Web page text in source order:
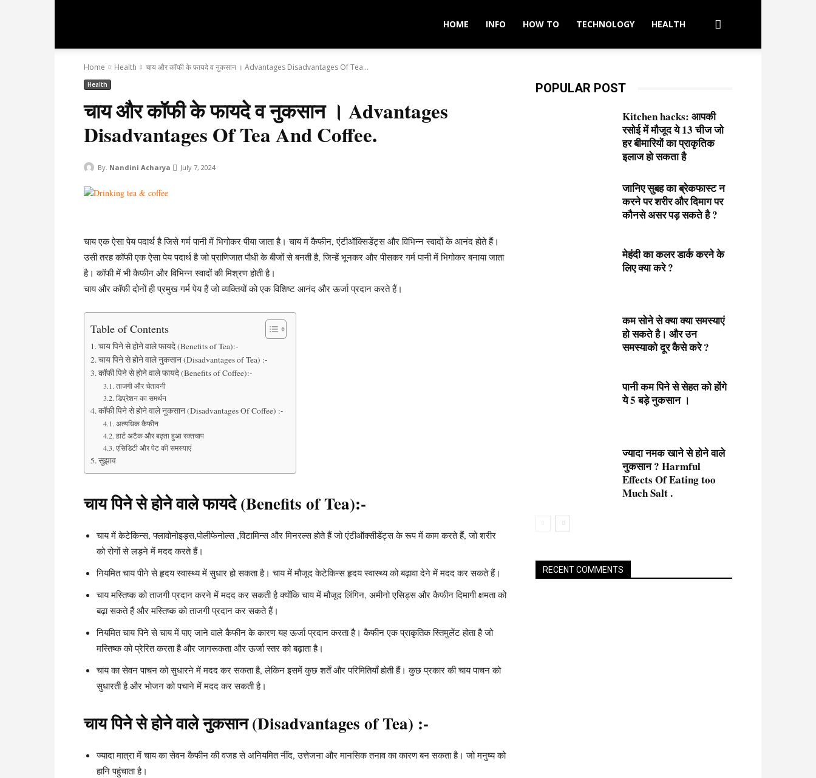
HOME INFO HOW TO TECHNOLOGY HEALTH
Home Health चाय और कॉफी के फायदे व नुकसान । Advantages Disadvantages Of Tea...
Health
चाय और कॉफी के फायदे व नुकसान । Advantages
Disadvantages Of Tea And Coffee.
By. Nandini Acharya July 7, 2024
चाय एक ऐसा पेय पदार्थ है जिसे गर्म पानी में भिगोकर पीया जाता है। चाय में कैफीन, एंटीऑक्सिडेंट्स और विभिन्न स्वादों के आनंद होते हैं।
उसी तरह कॉफी एक ऐसा पेय पदार्थ है जो प्राणिजात पौधी के बीजों से बनती है, जिन्हें भूनकर और पीसकर गर्म पानी में भिगोकर बनाया जाता
है। कॉफी में भी कैफीन और विभिन्न स्वादों की मिश्रण होती है।
चाय और कॉफी दोनों ही प्रमुख गर्म पेय हैं जो व्यक्तियों को एक विशिष्ट आनंद और ऊर्जा प्रदान करते हैं।
Table of Contents
चाय पिने से होने वाले फायदे (Benefits of Tea):-
चाय पिने से होने वाले नुकसान (Disadvantages of Tea) :-
कॉफी पिने से होने वाले फायदे (Benefits of Coffee):-
ताजगी और चेतावनी
डिप्रेशन का समर्थन
कॉफी पिने से होने वाले नुकसान (Disadvantages Of Coffee) :-
अत्यधिक कैफीन
हार्ट अटैक और बढ़ता हुआ रक्तचाप
एसिडिटी और पेट की समस्याएं
सुझाव
चाय पिने से होने वाले फायदे (Benefits of Tea):-
चाय में केटेकिन्स, फ्लावोनोइड्स,पोलीफेनोल्स ,विटामिन्स और मिनरल्स होते हैं जो एंटीऑक्सीडेंट्स के रूप में काम करते हैं, जो शरीर
को रोगों से लड़ने में मदद करते हैं।
नियमित चाय पीने से हृदय स्वास्थ्य में सुधार हो सकता है। चाय में मौजूद केटेकिन्स हृदय स्वास्थ्य को बढ़ावा देने में मदद कर सकते हैं।
चाय मस्तिष्क को ताजगी प्रदान करने में मदद कर सकती है क्योंकि चाय में मौजूद लिंगिन, अमीनो एसिड्स और कैफीन दिमागी क्षमता को
बढ़ा सकते हैं और मस्तिष्क को ताजगी प्रदान कर सकते हैं।
नियमित चाय पिने से चाय में पाए जाने वाले कैफीन के कारण यह ऊर्जा प्रदान करता है। कैफीन एक प्राकृतिक स्तिमुलेंट होता है जो
मस्तिष्क को प्रेरित करता है और जागरूकता और ऊर्जा स्तर को बढ़ाता है।
चाय का सेवन पाचन को सुधारने में मदद कर सकता है, लेकिन इसमें कुछ शर्तें और परिमितियाँ होती हैं। कुछ प्रकार की चाय पाचन को
सुधारती है और भोजन को पचाने में मदद कर सकती है।
चाय पिने से होने वाले नुकसान (Disadvantages of Tea) :-
ज्यादा मात्रा में चाय का सेवन कैफीन की वजह से अनियमित नींद, उत्तेजना और मानसिक तनाव का कारण बन सकता है। जो मनुष्य को
हानि पहुंचाता है।
POPULAR POST
Kitchen hacks: आपकी
रसोई में मौजूद ये 13 चीज जो
हर बीमारियों का प्राकृतिक
इलाज हो सकता है
जानिए सुबह का ब्रेकफास्ट न
करने पर शरीर और दिमाग पर
कौनसे असर पड़ सकते है ?
मेहंदी का कलर डार्क करने के
लिए क्या करे ?
कम सोने से क्या क्या समस्याएं
हो सकते है। और उन
समस्याको दूर कैसे करे ?
पानी कम पिने से सेहत को होंगे
ये 5 बड़े नुकसान ।
ज्यादा नमक खाने से होने वाले
नुकसान ? Harmful
Effects Of Eating too
Much Salt .
RECENT COMMENTS